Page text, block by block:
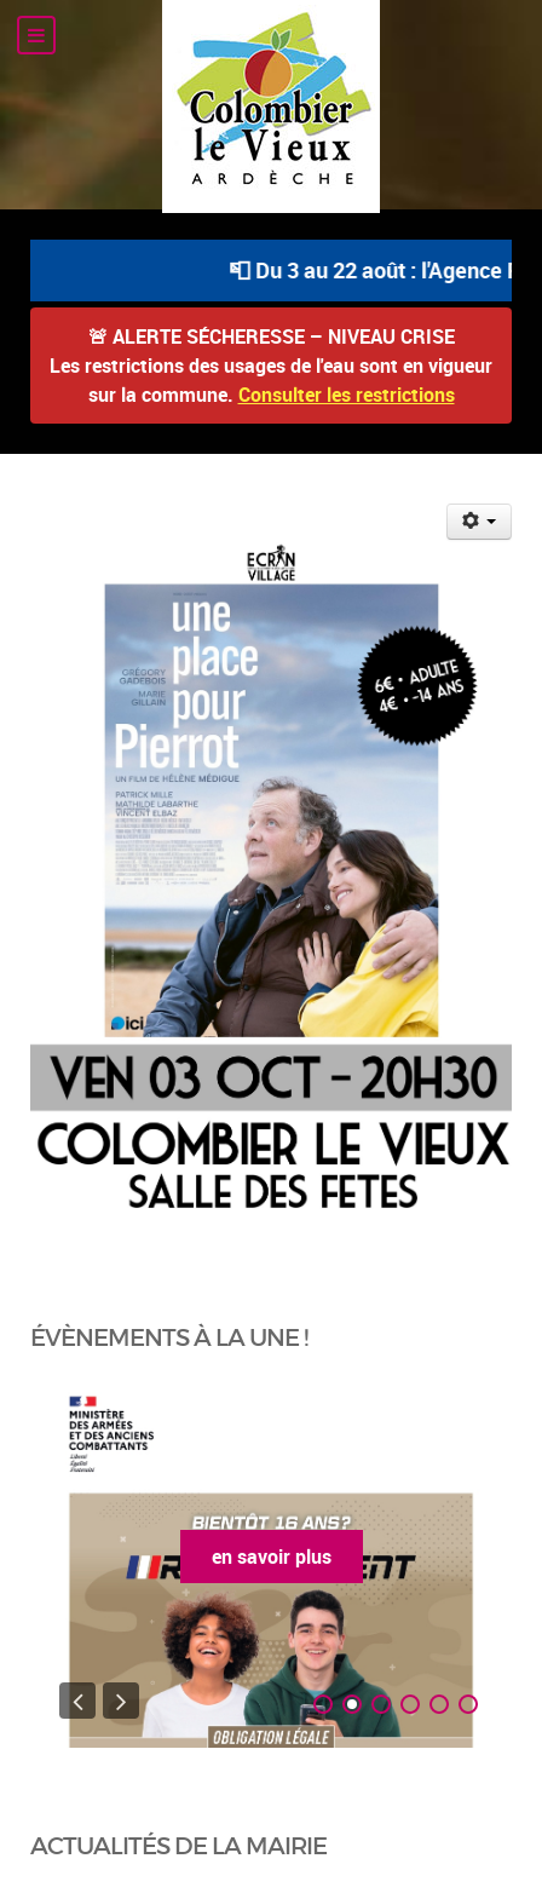
📮 Du 3 au 22 août : l'Agence
🚨 ALERTE SÉCHERESSE – NIVEAU CRISE
Les restrictions des usages de l'eau sont en vigueur
sur la commune. Consulter les restrictions
ÉVÈNEMENTS À LA UNE !
en savoir plus
ACTUALITÉS DE LA MAIRIE